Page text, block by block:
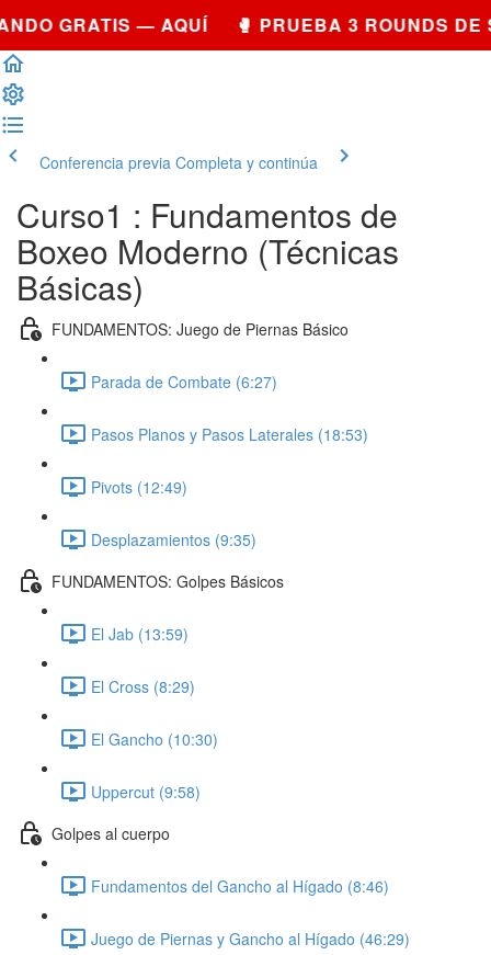
GRATIS — AQUÍ 🥊 PRUEBA 3 ROUNDS
Conferencia previa Completa y continúa
Curso1 : Fundamentos de
Boxeo Moderno (Técnicas
Básicas)
FUNDAMENTOS: Juego de Piernas Básico
Parada de Combate (6:27)
Pasos Planos y Pasos Laterales (18:53)
Pivots (12:49)
Desplazamientos (9:35)
FUNDAMENTOS: Golpes Básicos
El Jab (13:59)
El Cross (8:29)
El Gancho (10:30)
Uppercut (9:58)
Golpes al cuerpo
Fundamentos del Gancho al Hígado (8:46)
Juego de Piernas y Gancho al Hígado (46:29)